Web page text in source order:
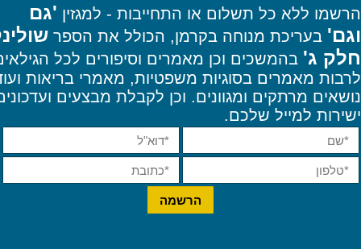
הרשמו ללא כל תשלום או התחייבות - למגזין 'גם
וגם' בעריכת מנוחה בקרמן, הכולל את הספר
חלק ג' בהמשכים וכן מאמרים וסיפורים לכל
לרבות מאמרים בסוגיות משפטיות, מאמרי בריאות
נושאים מרתקים ומגוונים. וכן לקבלת מבצעים
ישירות למייל שלכם.